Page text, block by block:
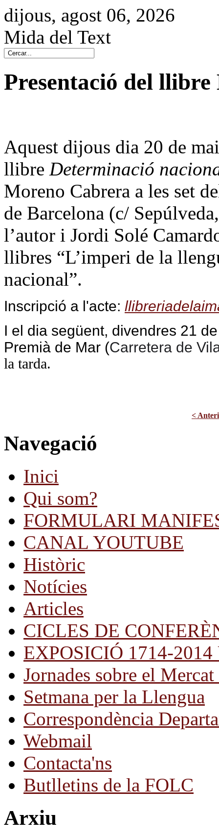
dijous, agost 06, 2026
Mida del Text
Presentació del
Aquest dijous dia 20 de
llibre Determinació
Moreno Cabrera a les set
de Barcelona (c/
l’autor i Jordi Solé
llibres “L’imperi de la
nacional”.
Inscripció a l'acte:
I el dia següent, divendres 21
Premià de Mar (Carretera de
la tarda.
<
Navegació
Inici
Qui som?
FORMULARI
CANAL YOUTUBE
Històric
Notícies
Articles
CICLES DE
EXPOSICIÓ 1714-
Jornades sobre el
Setmana per la Llengua
Correspondència
Webmail
Contacta'ns
Butlletins de la FOLC
Arxiu